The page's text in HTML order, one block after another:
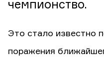
чемпионство.
Это стало известно
поражения